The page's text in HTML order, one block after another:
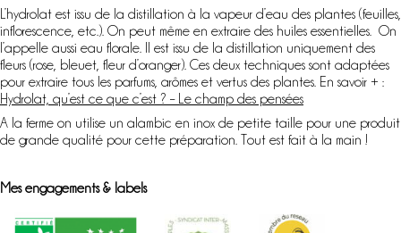
L’hydrolat est issu de la distillation à la vapeur d’eau des plantes (feuilles,
inflorescence, etc.). On peut même en extraire des huiles essentielles. On
l’appelle aussi eau florale. Il est issu de la distillation uniquement des
fleurs (rose, bleuet, fleur d’oranger). Ces deux techniques sont adaptées
pour extraire tous les parfums, arômes et vertus des plantes. En savoir + :
Hydrolat, qu’est ce que c’est ? – Le champ des pensées
A la ferme on utilise un alambic en inox de petite taille pour une produit
de grande qualité pour cette préparation. Tout est fait à la main !
Mes engagements & labels